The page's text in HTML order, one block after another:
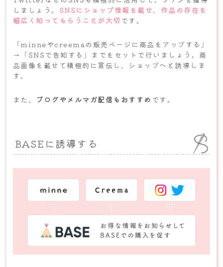
しましょう。 SNSにショップ情報を載せ、作品の存在を
幅広く知ってもらうことが大切 です。
「minneやcreemaの販売ページに商品をアップする」
→「SNSで告知する」までをセットで行いましょう。商
品画像を載せて積極的に宣伝し、ショップへと誘導しま
す。
また、 ブログやメルマガ配信もおすすめ です。
BASEに誘導する